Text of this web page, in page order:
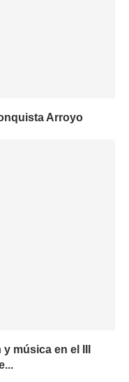
Arroyo
música en el III